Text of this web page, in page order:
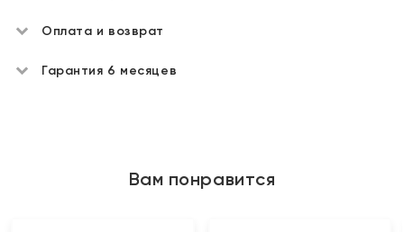
Оплата и возврат
Гарантия 6 месяцев
Вам понравится